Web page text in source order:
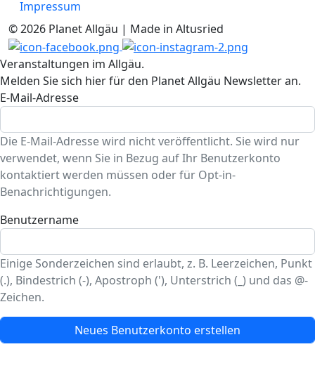
Impressum
© 2026 Planet Allgäu | Made in Altusried
Veranstaltungen im Allgäu.
Melden Sie sich hier für den Planet Allgäu Newsletter an.
E-Mail-Adresse
Die E-Mail-Adresse wird nicht veröffentlicht. Sie wird nur
verwendet, wenn Sie in Bezug auf Ihr Benutzerkonto
kontaktiert werden müssen oder für Opt-in-
Benachrichtigungen.
Benutzername
Einige Sonderzeichen sind erlaubt, z. B. Leerzeichen, Punkt
(.), Bindestrich (-), Apostroph ('), Unterstrich (_) und das @-
Zeichen.